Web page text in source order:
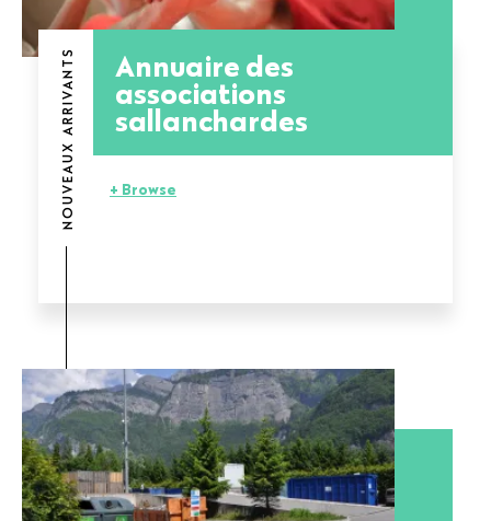
NOUVEAUX ARRIVANTS Annuaire des
associations
sallanchardes
+ Browse